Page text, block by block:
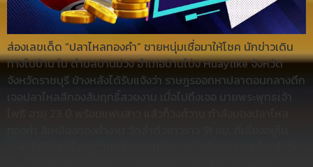
ส่องเลขเด็ด “ปลาไหลทองคำ” ชายหนุ่มเชื่อมาให้โชค นักข่าวเดิน
ทางไปบ้าน ใน ตำบลบ้านม่วง อำเภอบ้านโป่ง Huaylike จังหวัด
จังหวัดราชบุรี ข้างหลังได้รับแจ้งว่า ราษฎรออกหาปลาตอนกลางดึก